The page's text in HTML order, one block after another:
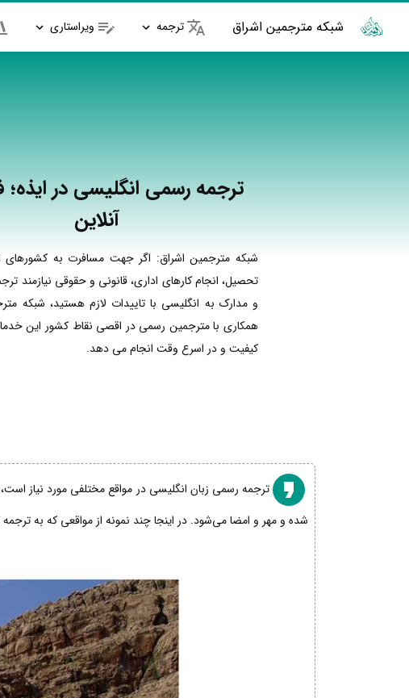
شبکه مترجمین اشراق ترجمه ویراستاری
ترجمه رسمی انگلیسی در ایذه؛
آنلاین
شبکه مترجمین اشراق: اگر جهت مسافرت به کشورهای
تحصیل، انجام کارهای اداری، قانونی و حقوقی نیازمند
و مدارک به انگلیسی با تاییدات لازم هستید، شبکه
همکاری با مترجمین رسمی در اقصی نقاط کشور این
کیفیت و در اسرع وقت انجام می دهد.
ترجمه رسمی زبان انگلیسی در مواقع مختلفی مورد نیاز
شده و مهر و امضا می‌شود. در اینجا چند نمونه از مواقعی که به